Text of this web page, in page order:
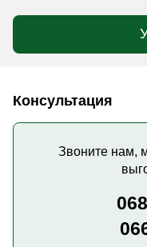
Консультация
Звоните нам,